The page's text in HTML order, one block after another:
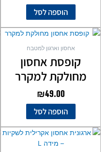
הוספה לסל
אחסון וארגון למטבח
קופסת אחסון
מחולקת למקרר
₪49.00
הוספה לסל